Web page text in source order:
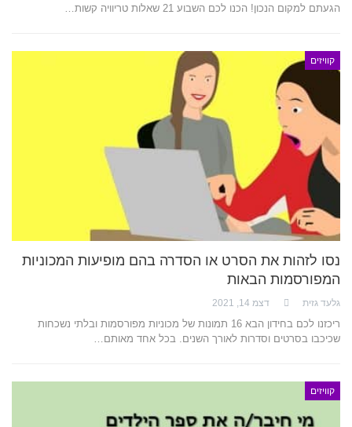
הגעתם למקום הנכון! הכנו לכם השבוע 21 שאלות טריוויה קשות…
קוויזים
נסו לזהות את הסרט או הסדרה בהם מופיעות המכוניות
המפורסמות הבאות
גלעד גזית דצמ 14, 2021
ריכזנו לכם בחידון הבא 16 תמונות של מכוניות מפורסמות ובלתי נשכחות
שכיכבו בסרטים וסדרות לאורך השנים. בכל אחד מאותם…
קוויזים